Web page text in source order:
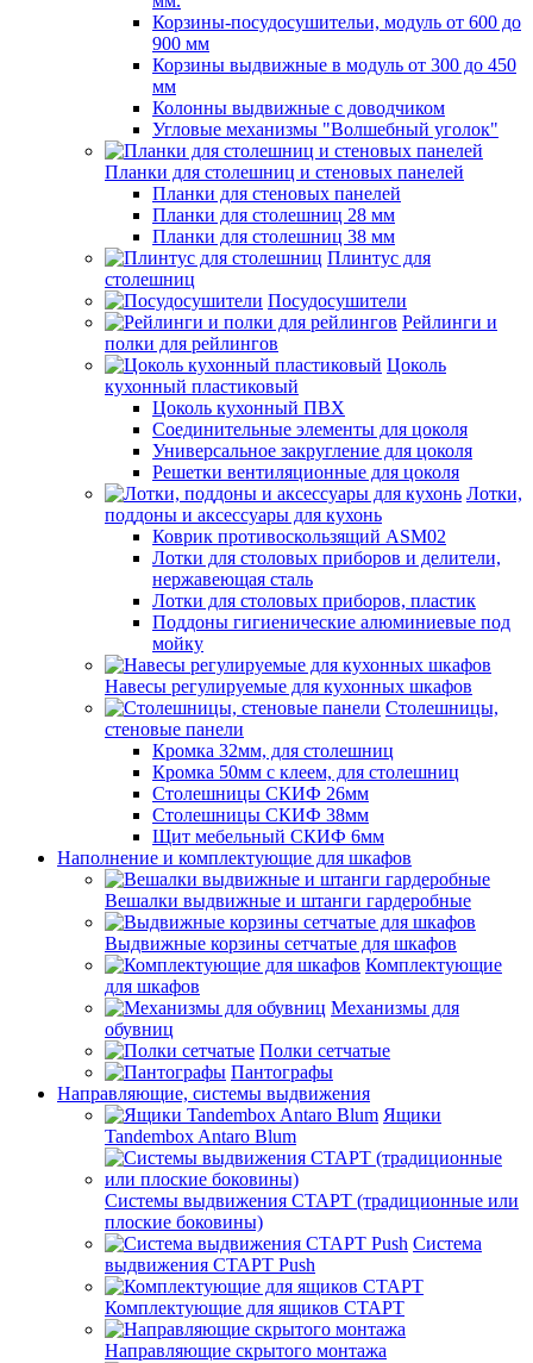
Корзины-посудосушительи, модуль от 600 до
900 мм
Корзины выдвижные в модуль от 300 до 450
мм
Колонны выдвижные с доводчиком
Угловые механизмы "Волшебный уголок"
Планки для столешниц и стеновых панелей
Планки для стеновых панелей
Планки для столешниц 28 мм
Планки для столешниц 38 мм
Плинтус для
столешниц
Посудосушители
Рейлинги и
полки для рейлингов
Цоколь
кухонный пластиковый
Цоколь кухонный ПВХ
Соединительные элементы для цоколя
Универсальное закругление для цоколя
Решетки вентиляционные для цоколя
Лотки,
поддоны и аксессуары для кухонь
Коврик противоскользящий ASM02
Лотки для столовых приборов и делители,
нержавеющая сталь
Лотки для столовых приборов, пластик
Поддоны гигиенические алюминиевые под
мойку
Навесы регулируемые для кухонных шкафов
Столешницы,
стеновые панели
Кромка 32мм, для столешниц
Кромка 50мм с клеем, для столешниц
Столешницы СКИФ 26мм
Столешницы СКИФ 38мм
Щит мебельный СКИФ 6мм
Наполнение и комплектующие для шкафов
Вешалки выдвижные и штанги гардеробные
Выдвижные корзины сетчатые для шкафов
Комплектующие
для шкафов
Механизмы для
обувниц
Полки сетчатые
Пантографы
Направляющие, системы выдвижения
Ящики
Tandembox Antaro Blum
Системы выдвижения СТАРТ (традиционные или
плоские боковины)
Система
выдвижения СТАРТ Push
Комплектующие для ящиков СТАРТ
Направляющие скрытого монтажа